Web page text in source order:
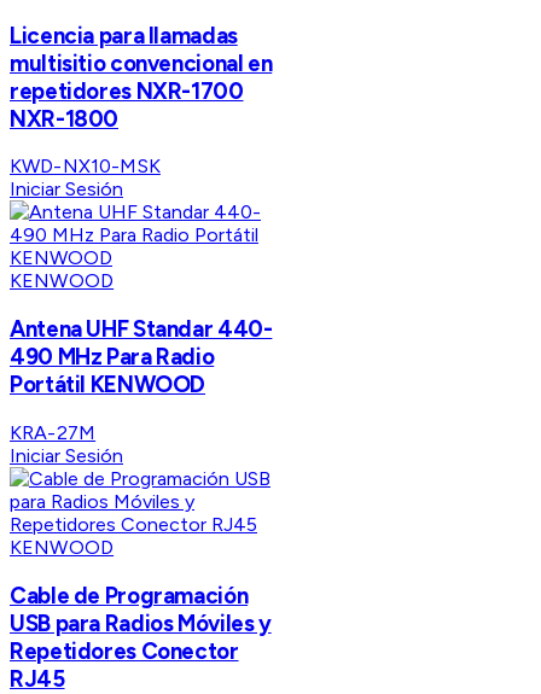
Licencia para llamadas
multisitio convencional en
repetidores NXR-1700
NXR-1800
KWD-NX10-MSK
Iniciar Sesión
KENWOOD
Antena UHF Standar 440-
490 MHz Para Radio
Portátil KENWOOD
KRA-27M
Iniciar Sesión
KENWOOD
Cable de Programación
USB para Radios Móviles y
Repetidores Conector
RJ45